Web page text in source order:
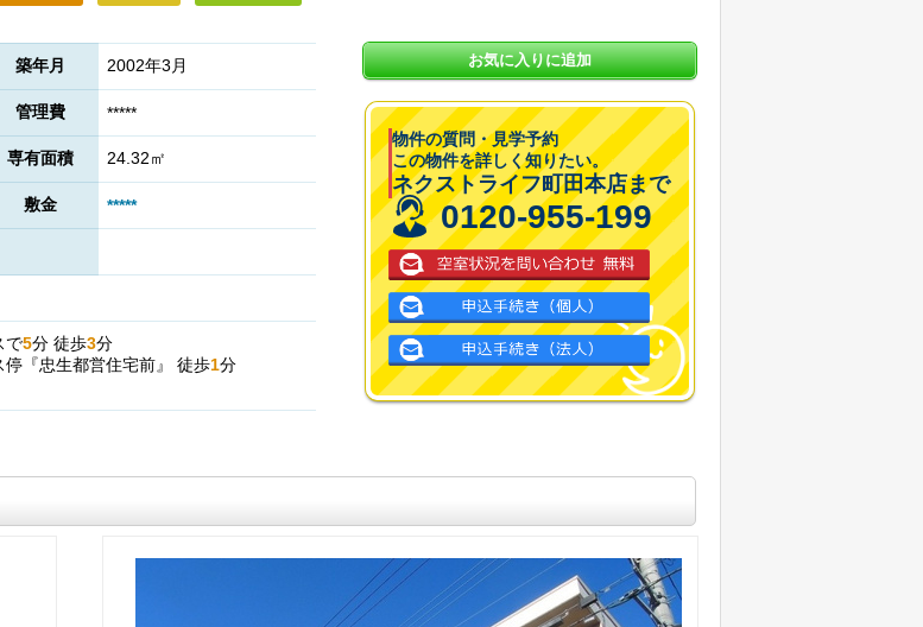
築年月 2002年3月
管理費 *****
専有面積 24.32㎡
敷金 *****
で5分 徒歩3分
停『忠生都営住宅前』 徒歩1分
お気に入りに追加
物件の質問・見学予約
この物件を詳しく知りたい。
ネクストライフ町田本店まで
0120-955-199